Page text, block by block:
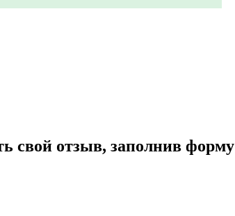
свой отзыв, заполнив форму